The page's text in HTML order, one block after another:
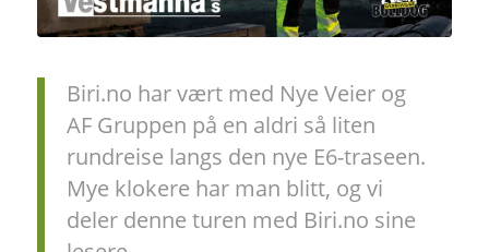
Biri.no har vært med Nye Veier og
AF Gruppen på en aldri så liten
rundreise langs den nye E6-traseen.
Mye klokere har man blitt, og vi
deler denne turen med Biri.no sine